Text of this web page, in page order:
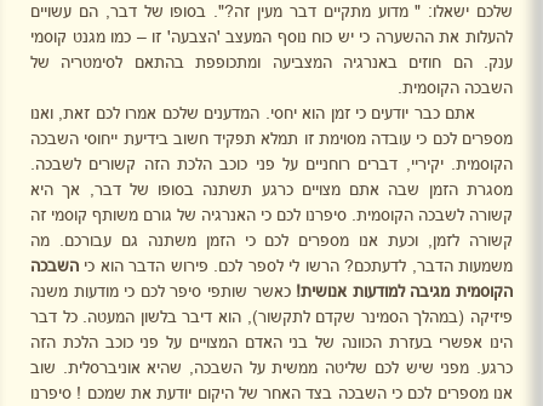
שלכם ישאלו: " מדוע מתקיים דבר מעין זה?". בסופו של דבר, הם עשויים
להעלות את ההשערה כי יש כוח נוסף המעצב 'הצבעה' זו – כמו מגנט קוסמי
ענק. הם חוזים באנרגיה המצביעה ומתכופפת בהתאם לסימטריה של
השבכה הקוסמית.
אתם כבר יודעים כי זמן הוא יחסי. המדענים שלכם אמרו לכם זאת, ואנו
מספרים לכם כי עובדה מסוימת זו תמלא תפקיד חשוב בידיעת ייחוסי השבכה
הקוסמית. יקיריי, דברים רוחניים על פני כוכב הלכת הזה קשורים לשבכה.
מסגרת הזמן שבה אתם מצויים כרגע תשתנה בסופו של דבר, אך היא
קשורה לשבכה הקוסמית. סיפרנו לכם כי האנרגיה של גורם משותף קוסמי זה
קשורה לזמן, וכעת אנו מספרים לכם כי הזמן משתנה גם עבורכם. מה
משמעות הדבר, לדעתכם? הרשו לי לספר לכם. פירוש הדבר הוא כי השבכה
הקוסמית מגיבה למודעות אנושית! כאשר שותפי סיפר לכם כי מודעות משנה
פיזיקה (במהלך הסמינר שקדם לתקשור), הוא דיבר בלשון המעטה. כל דבר
הינו אפשרי בעזרת הכוונה של בני האדם המצויים על פני כוכב הלכת הזה
כרגע. מפני שיש לכם שליטה ממשית על השבכה, שהיא אוניברסלית. שוב
אנו מספרים לכם כי השבכה בצד האחר של היקום יודעת את שמכם ! סיפרנו